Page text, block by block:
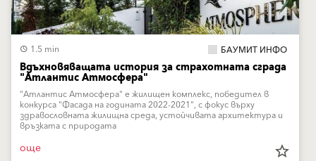
1.5 min БАУМИТ ИНФО
Вдъхновяващата история за страхотната сграда
"Атлантис Атмосфера"
"Атлантис Атмосфера" е жилищен комплекс, победител в
конкурса "Фасада на годината 2022-2021", с фокус върху
здравословната жилищна среда, устойчивата архитектура и
връзката с природата
още star_border